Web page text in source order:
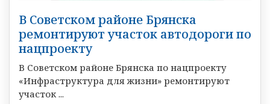
В Советском районе Брянска
ремонтируют участок автодороги по
нацпроекту
В Советском районе Брянска по нацпроекту
«Инфраструктура для жизни» ремонтируют
участок ...